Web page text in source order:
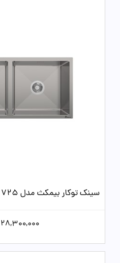
سینک توکار بیمکث مدل 725
28,300,000